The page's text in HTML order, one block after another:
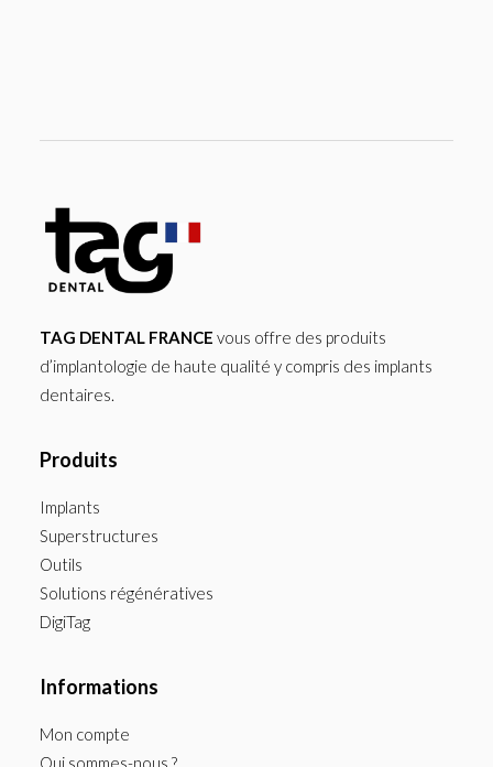
TAG DENTAL FRANCE vous offre des produits
d’implantologie de haute qualité y compris des implants
dentaires.
Produits
Implants
Superstructures
Outils
Solutions régénératives
DigiTag
Informations
Mon compte
Qui sommes-nous ?